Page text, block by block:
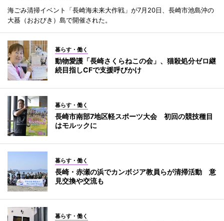
海ごみ清掃イベント「長崎海未来大作戦」が7月20日、長崎市池島沖の
大蟇（おおびき）島で開催された。
暮らす・働く
動物愛護「長崎さくらねこの会」、猫殺処分ゼロ継
続目指しCFで支援呼びかけ
暮らす・働く
長崎市南部7地区軽スポーツ大会 初回の競技種目
はモルックに
暮らす・働く
長崎・赤瀬の浜でカンボジア教員らが清掃活動 意
見交換や交流も
暮らす・働く